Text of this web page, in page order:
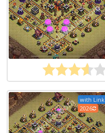
with Link
2026